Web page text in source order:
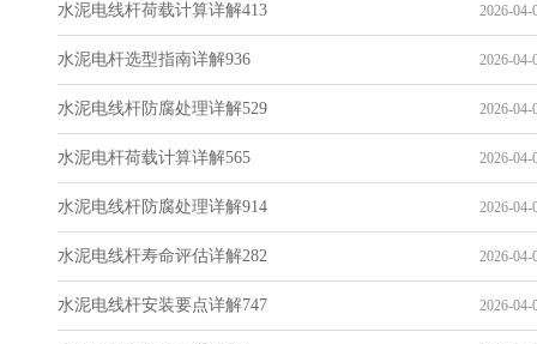
水泥电线杆荷载计算详解413 2026-04-
水泥电杆选型指南详解936 2026-04-
水泥电线杆防腐处理详解529 2026-04-
水泥电杆荷载计算详解565 2026-04-
水泥电线杆防腐处理详解914 2026-04-
水泥电线杆寿命评估详解282 2026-04-
水泥电线杆安装要点详解747 2026-04-